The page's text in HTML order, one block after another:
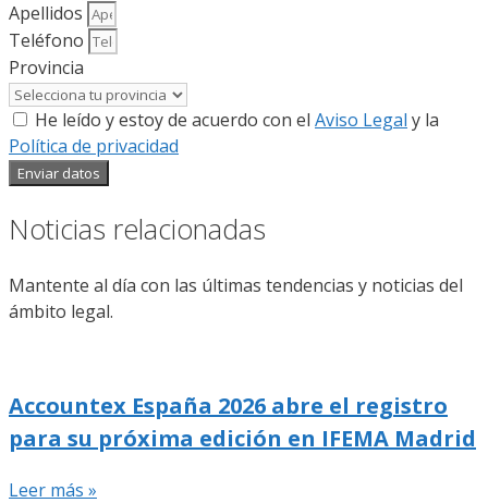
Apellidos
Teléfono
Provincia
He leído y estoy de acuerdo con el Aviso Legal y la
Política de privacidad
Enviar datos
Noticias relacionadas
Mantente al día con las últimas tendencias y noticias del
ámbito legal.
Accountex España 2026 abre el registro
para su próxima edición en IFEMA Madrid
Leer más »